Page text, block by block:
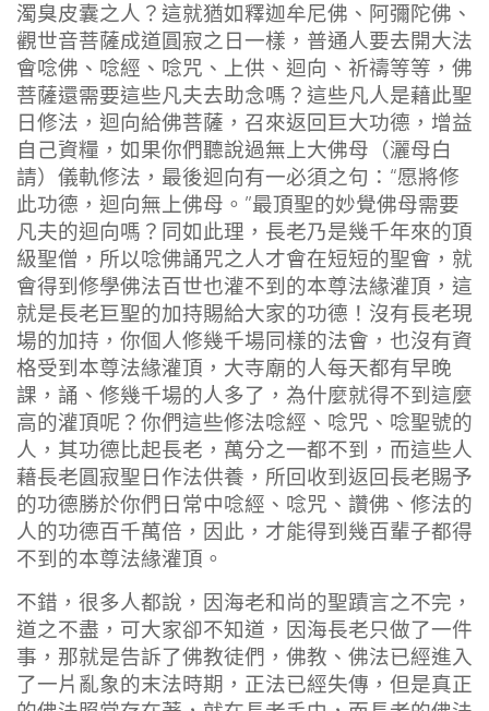
濁臭皮囊之人？這就猶如釋迦牟尼佛、阿彌陀佛、
觀世音菩薩成道圓寂之日一樣，普通人要去開大法
會唸佛、唸經、唸咒、上供、迴向、祈禱等等，佛
菩薩還需要這些凡夫去助念嗎？這些凡人是藉此聖
日修法，迴向給佛菩薩，召來返回巨大功德，增益
自己資糧，如果你們聽說過無上大佛母（灑母白
請）儀軌修法，最後迴向有一必須之句：“愿將修
此功德，迴向無上佛母。”最頂聖的妙覺佛母需要
凡夫的迴向嗎？同如此理，長老乃是幾千年來的頂
級聖僧，所以唸佛誦咒之人才會在短短的聖會，就
會得到修學佛法百世也灌不到的本尊法緣灌頂，這
就是長老巨聖的加持賜給大家的功德！沒有長老現
場的加持，你個人修幾千場同樣的法會，也沒有資
格受到本尊法緣灌頂，大寺廟的人每天都有早晚
課，誦、修幾千場的人多了，為什麼就得不到這麼
高的灌頂呢？你們這些修法唸經、唸咒、唸聖號的
人，其功德比起長老，萬分之一都不到，而這些人
藉長老圓寂聖日作法供養，所回收到返回長老賜予
的功德勝於你們日常中唸經、唸咒、讚佛、修法的
人的功德百千萬倍，因此，才能得到幾百輩子都得
不到的本尊法緣灌頂。
不錯，很多人都說，因海老和尚的聖蹟言之不完，
道之不盡，可大家卻不知道，因海長老只做了一件
事，那就是告訴了佛教徒們，佛教、佛法已經進入
了一片亂象的末法時期，正法已經失傳，但是真正